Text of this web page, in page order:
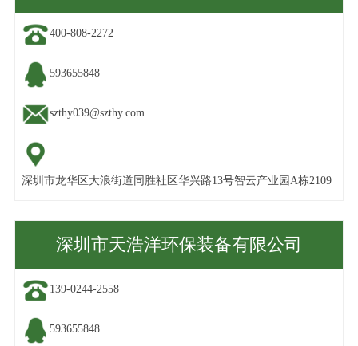
400-808-2272
593655848
szthy039@szthy.com
深圳市龙华区大浪街道同胜社区华兴路13号智云产业园A栋2109
深圳市天浩洋环保装备有限公司
139-0244-2558
593655848